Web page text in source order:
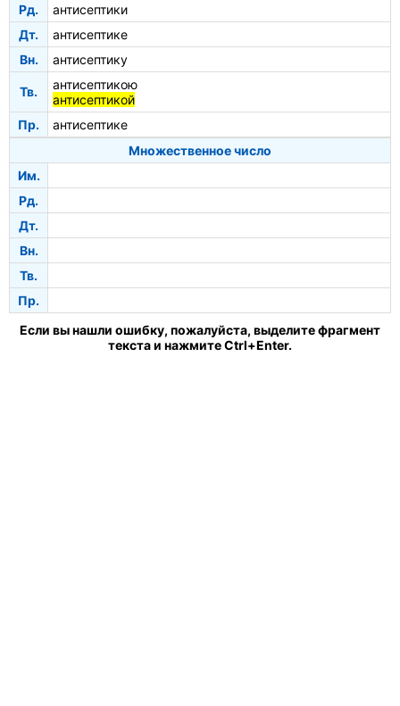
Рд.
антисептики
Дт.
антисептике
Вн.
антисептику
Тв.
антисептикою
антисептикой
Пр.
антисептике
Множественное число
Им.
Рд.
Дт.
Вн.
Тв.
Пр.
Если вы нашли ошибку, пожалуйста, выделите фрагмент
текста и нажмите Ctrl+Enter.